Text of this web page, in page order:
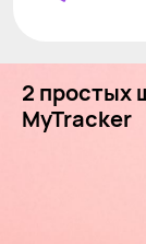
2 простых
MyTracker